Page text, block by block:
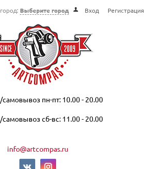
Выберите город Вход Регистрация
пн-пт: 10.00 - 20.00
сб-вс: 11.00 - 20.00
info@artcompas.ru